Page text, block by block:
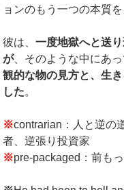
ョンのもう一つの本質
彼は、一度地獄へと送
が、そのような中にあ
観的な物の見方と、生
した。
※contrarian：人と逆の
者、逆張り投資家
※pre-packaged：前も